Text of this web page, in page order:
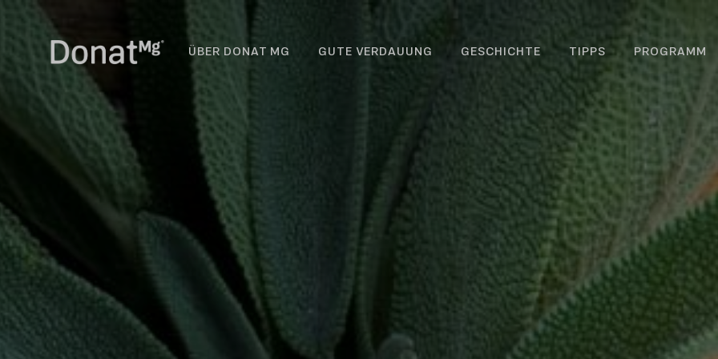
ÜBER DONAT MG GUTE VERDAUUNG GESCHICHTE TIPPS PROGRAMM